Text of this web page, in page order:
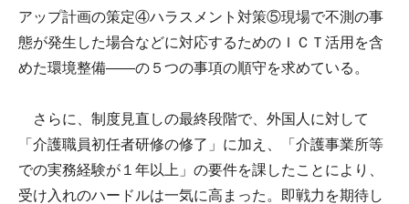
アップ計画の策定④ハラスメント対策⑤現場で不測の事
態が発生した場合などに対応するためのＩＣＴ活用を含
めた環境整備――の５つの事項の順守を求めている。
さらに、制度見直しの最終段階で、外国人に対して
「介護職員初任者研修の修了」に加え、「介護事業所等
での実務経験が１年以上」の要件を課したことにより、
受け入れのハードルは一気に高まった。即戦力を期待し